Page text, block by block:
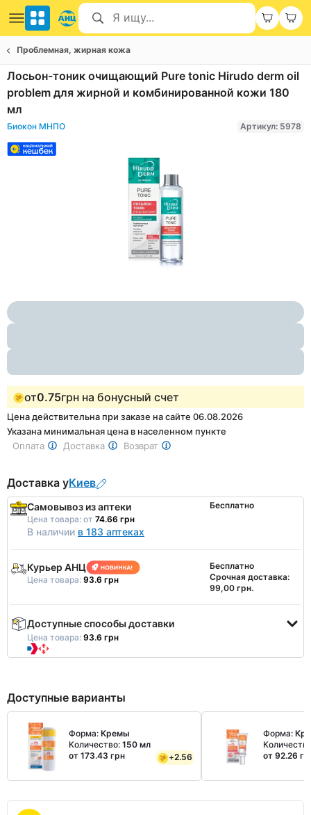
Проблемная, жирная кожа
Лосьон-тоник очищающий Pure tonic Hirudo derm oil
problem для жирной и комбинированной кожи 180
мл
Биокон МНПО Артикул: 5978
1
of
от0.75грн на бонусный счет
Цена действительна при заказе на сайте 06.08.2026
Указана минимальная цена в населенном пункте
Оплата
Доставка Возврат
Доставка уКиев
Самовывоз из аптеки
Цена товара: от 74.66 грн
В наличии в 183 аптеках
Бесплатно
Курьер АНЦ
Цена товара: 93.6 грн
Бесплатно
Срочная доставка:
99,00 грн.
Доступные способы доставки
Цена товара: 93.6 грн
Доступные варианты
Форма: Кремы
Количество: 150 мл
от 173.43 грн
+2.56
Форма:
от 92.26